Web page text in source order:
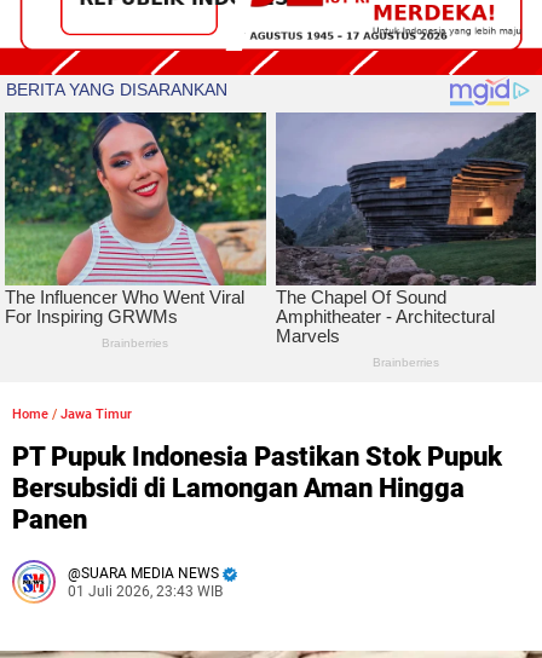
Home / Jawa Timur
PT Pupuk Indonesia Pastikan Stok Pupuk
Bersubsidi di Lamongan Aman Hingga
Panen
SUARA MEDIA NEWS
01 Juli 2026, 23:43 WIB